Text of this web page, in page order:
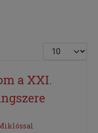
Tételek #
a XXI.